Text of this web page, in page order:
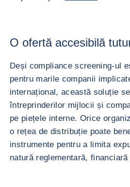
O ofertă accesibilă
Deși compliance screening-ul
pentru marile companii
internațional, această soluție
întreprinderilor mijlocii și
pe piețele interne. Orice
o rețea de distribuție poate
instrumente pentru a limita
natură reglementară,